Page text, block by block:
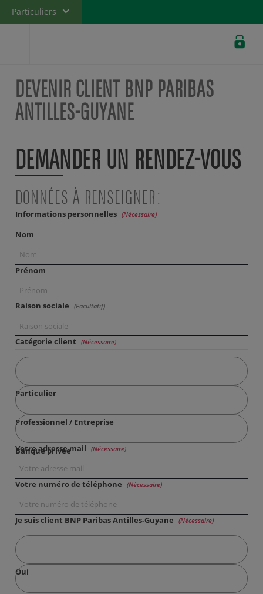
Particuliers
Entreprises
DEVENIR CLIENT BNP PARIBAS
ANTILLES-GUYANE
DEMANDER UN RENDEZ‑VOUS
DONNÉES À RENSEIGNER :
Informations personnelles (Nécessaire)
Nom
Prénom
Raison sociale (Facultatif)
Catégorie client (Nécessaire)
Particulier
Professionnel / Entreprise
Banque privée
Votre adresse mail (Nécessaire)
Votre numéro de téléphone (Nécessaire)
Je suis client BNP Paribas Antilles-Guyane (Nécessaire)
Oui